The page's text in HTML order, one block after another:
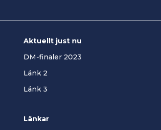
Aktuellt just nu
DM-finaler 2023
Länk 2
Länk 3
Länkar